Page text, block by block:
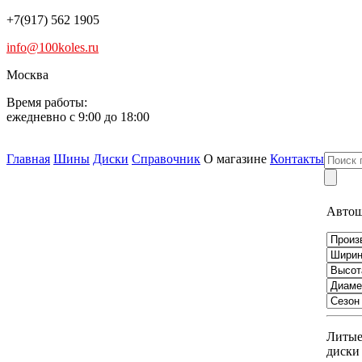
+7(917) 562 1905
info@100koles.ru
Москва
Время работы:
ежедневно с 9:00 до 18:00
Главная Шины Диски Справочник О магазине Контакты
Литые
диски